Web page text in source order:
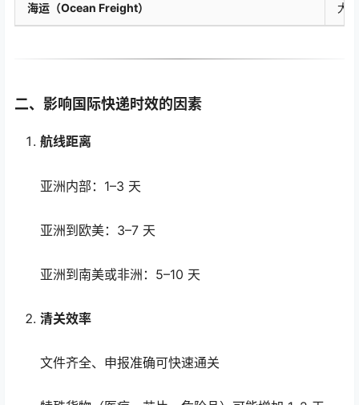
海运（Ocean Freight） 大
二、影响国际快递时效的因素
航线距离
亚洲内部：1–3 天
亚洲到欧美：3–7 天
亚洲到南美或非洲：5–10 天
清关效率
文件齐全、申报准确可快速通关